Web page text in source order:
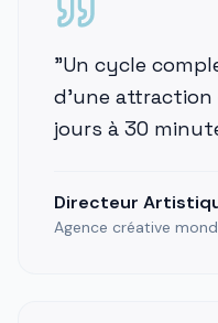
"Un cycle
d'une attraction
jours à 30
Directeur
Agence créative